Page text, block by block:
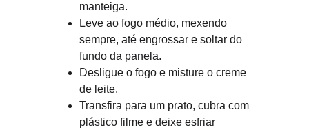
manteiga.
Leve ao fogo médio, mexendo
sempre, até engrossar e soltar do
fundo da panela.
Desligue o fogo e misture o creme
de leite.
Transfira para um prato, cubra com
plástico filme e deixe esfriar